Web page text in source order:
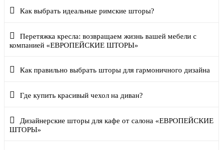
Как выбрать идеальные римские шторы?
Перетяжка кресла: возвращаем жизнь вашей мебели с
компанией «ЕВРОПЕЙСКИЕ ШТОРЫ»
Как правильно выбрать шторы для гармоничного дизайна
Где купить красивый чехол на диван?
Дизайнерские шторы для кафе от салона «ЕВРОПЕЙСКИЕ
ШТОРЫ»